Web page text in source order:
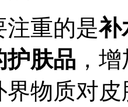
注重的是补
护肤品 ，
物质对